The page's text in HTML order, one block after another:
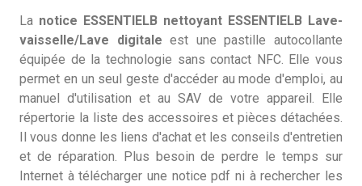
La notice ESSENTIELB nettoyant ESSENTIELB Lave-
vaisselle/Lave digitaleest une pastille autocollante
équipée de la technologie sans contact NFC. Elle vous
permet en un seul geste d'accéder au mode d'emploi, au
manuel d'utilisation et au SAV de votre appareil. Elle
répertorie la liste des accessoires et pièces détachées.
Il vous donne les liens d'achat et les conseils d'entretien
et de réparation. Plus besoin de perdre le temps sur
Internet à télécharger une notice pdf ni à rechercher les